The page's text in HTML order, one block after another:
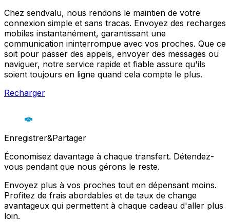
Chez sendvalu, nous rendons le maintien de votre
connexion simple et sans tracas. Envoyez des recharges
mobiles instantanément, garantissant une
communication ininterrompue avec vos proches. Que ce
soit pour passer des appels, envoyer des messages ou
naviguer, notre service rapide et fiable assure qu'ils
soient toujours en ligne quand cela compte le plus.
Recharger
Enregistrer&Partager
Économisez davantage à chaque transfert. Détendez-
vous pendant que nous gérons le reste.
Envoyez plus à vos proches tout en dépensant moins.
Profitez de frais abordables et de taux de change
avantageux qui permettent à chaque cadeau d'aller plus
loin.